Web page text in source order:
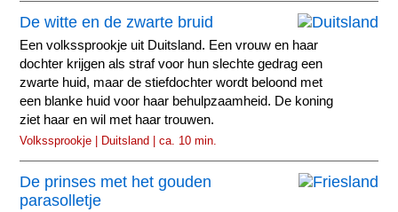
De witte en de zwarte bruid
Een volkssprookje uit Duitsland. Een vrouw en haar
dochter krijgen als straf voor hun slechte gedrag een
zwarte huid, maar de stiefdochter wordt beloond met
een blanke huid voor haar behulpzaamheid. De koning
ziet haar en wil met haar trouwen.
Volkssprookje | Duitsland | ca. 10 min.
De prinses met het gouden
parasolletje